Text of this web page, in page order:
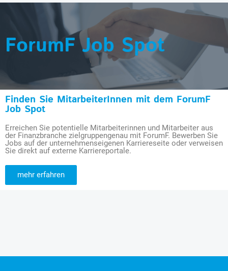
ForumF Job Spot
Finden Sie MitarbeiterInnen mit dem ForumF
Job Spot
Erreichen Sie potentielle Mitarbeiterinnen und Mitarbeiter aus
der Finanzbranche zielgruppengenau mit ForumF. Bewerben Sie
Jobs auf der unternehmenseigenen Karriereseite oder verweisen
Sie direkt auf externe Karriereportale.
mehr erfahren